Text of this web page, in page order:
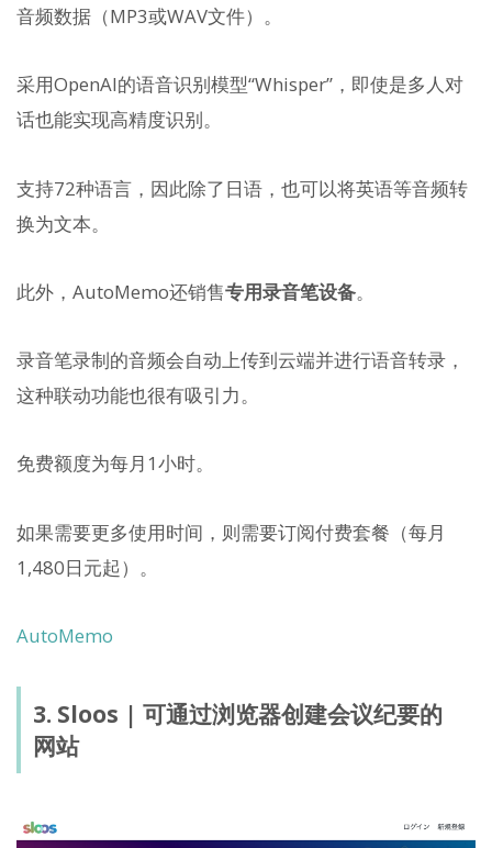
音频数据（MP3或WAV文件）。
采用OpenAI的语音识别模型“Whisper”，即使是多人对
话也能实现高精度识别。
支持72种语言，因此除了日语，也可以将英语等音频转
换为文本。
此外，AutoMemo还销售专用录音笔设备。
录音笔录制的音频会自动上传到云端并进行语音转录，
这种联动功能也很有吸引力。
免费额度为每月1小时。
如果需要更多使用时间，则需要订阅付费套餐（每月
1,480日元起）。
AutoMemo
3. Sloos | 可通过浏览器创建会议纪要的
网站